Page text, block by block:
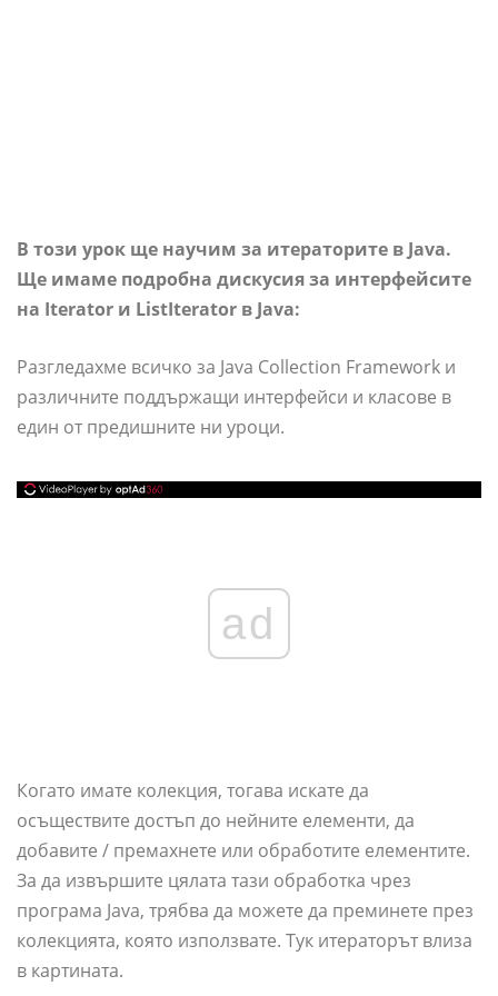
В този урок ще научим за итераторите в Java.
Ще имаме подробна дискусия за интерфейсите
на Iterator и ListIterator в Java:
Разгледахме всичко за Java Collection Framework и
различните поддържащи интерфейси и класове в
един от предишните ни уроци.
ad
Когато имате колекция, тогава искате да
осъществите достъп до нейните елементи, да
добавите / премахнете или обработите елементите.
За да извършите цялата тази обработка чрез
програма Java, трябва да можете да преминете през
колекцията, която използвате. Тук итераторът влиза
в картината.